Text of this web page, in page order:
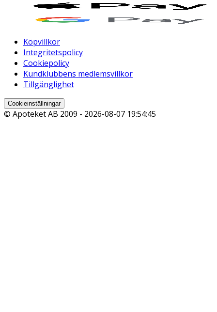
Köpvillkor
Integritetspolicy
Cookiepolicy
Kundklubbens medlemsvillkor
Tillgänglighet
Cookieinställningar
© Apoteket AB 2009 - 2026-08-07 19:54:45